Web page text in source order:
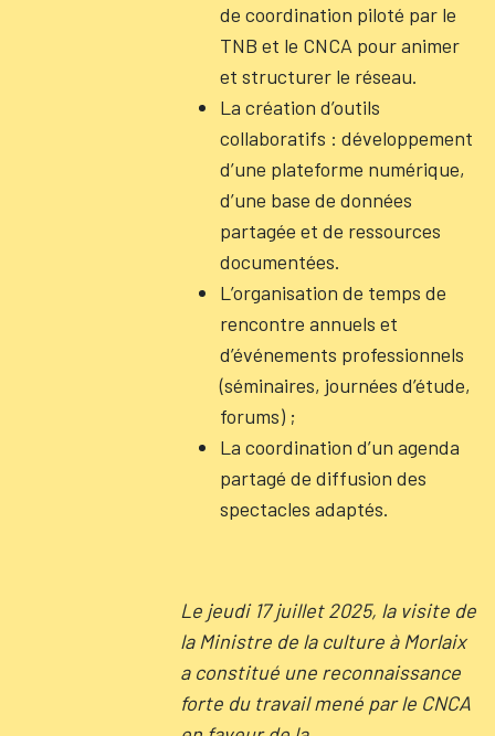
de coordination piloté par le
TNB et le CNCA pour animer
et structurer le réseau.
La création d’outils
collaboratifs : développement
d’une plateforme numérique,
d’une base de données
partagée et de ressources
documentées.
L’organisation de temps de
rencontre annuels et
d’événements professionnels
(séminaires, journées d’étude,
forums) ;
La coordination d’un agenda
partagé de diffusion des
spectacles adaptés.
Le jeudi 17 juillet 2025, la visite de
la Ministre de la culture à Morlaix
a constitué une reconnaissance
forte du travail mené par le CNCA